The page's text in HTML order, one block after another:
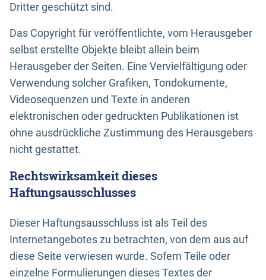
Dritter geschützt sind.
Das Copyright für veröffentlichte, vom Herausgeber
selbst erstellte Objekte bleibt allein beim
Herausgeber der Seiten. Eine Vervielfältigung oder
Verwendung solcher Grafiken, Tondokumente,
Videosequenzen und Texte in anderen
elektronischen oder gedruckten Publikationen ist
ohne ausdrückliche Zustimmung des Herausgebers
nicht gestattet.
Rechtswirksamkeit dieses
Haftungsausschlusses
Dieser Haftungsausschluss ist als Teil des
Internetangebotes zu betrachten, von dem aus auf
diese Seite verwiesen wurde. Sofern Teile oder
einzelne Formulierungen dieses Textes der